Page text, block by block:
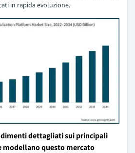
in rapida evoluzione.
dettagliati sui principali
modellano questo mercato